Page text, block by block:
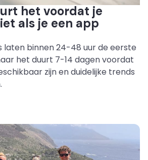
het voordat je
als je een app
binnen 24-48 uur de eerste
het duurt 7-14 dagen voordat
zijn en duidelijke trends